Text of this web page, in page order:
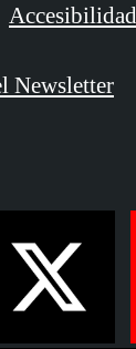
Accesibilidad
Newsletter